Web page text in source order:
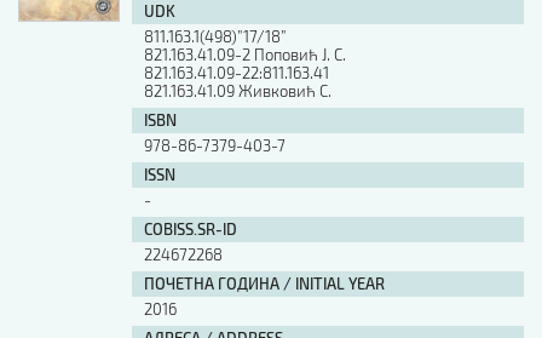
UDK
811.163.1(498)”17/18”
821.163.41.09-2 Поповић Ј. С.
821.163.41.09-22:811.163.41
821.163.41.09 Живковић С.
ISBN
978-86-7379-403-7
ISSN
-
COBISS.SR-ID
224672268
ПОЧЕТНА ГОДИНА / INITIAL YEAR
2016